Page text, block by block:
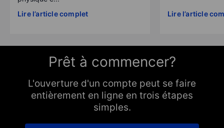
Lire l’article complet
Lire l’article
Prêt à commencer?
L'ouverture d'un compte peut se faire
entièrement en ligne en trois étapes
simples.